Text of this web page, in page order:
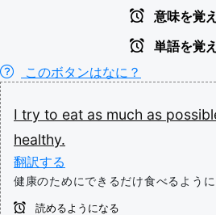
意味を覚
単語を覚
このボタンはなに？
I try to eat as much as
healthy.
翻訳する
健康のためにできるだけ食べるように
読めるようになる